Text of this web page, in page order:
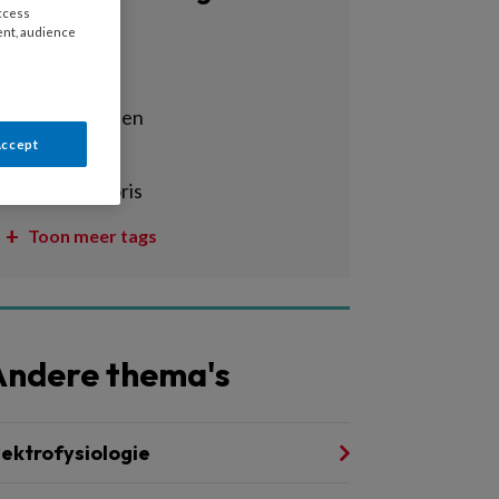
Alle tags
acuut hartfalen
aneurysma
angina pectoris
Toon meer tags
thema's
audience